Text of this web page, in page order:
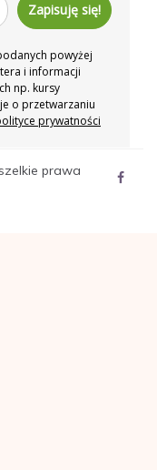
Zapisuję się!
powyżej
i informacji
np. kursy
o przetwarzaniu
prywatności
prawa